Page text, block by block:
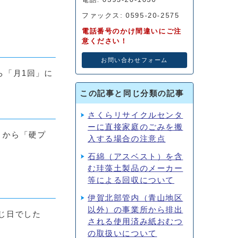
「月1回」に
から「硬プ
日でした
ファックス: 0595-20-2575
電話番号のかけ間違いにご注
意ください！
お問い合わせフォーム
この記事と同じ分類の記事
さくらリサイクルセンタ
ーに直接家庭のごみを搬
入する場合の注意点
石綿（アスベスト）を含
む珪藻土製品のメーカー
等による回収について
伊賀北部管内（青山地区
以外）の事業所から排出
される使用済み紙おむつ
の取扱いについて